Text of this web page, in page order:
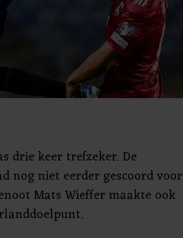
drie keer trefzeker. De
nog niet eerder gescoord voor
Mats Wieffer maakte ook